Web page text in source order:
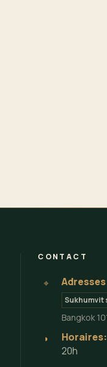
CONTACT
⌖
Sukhumvit
Bangkok
◗ Horaires:
20h